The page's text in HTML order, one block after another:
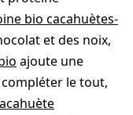
bio cacahuètes-
et des noix,
ajoute une
le tout,